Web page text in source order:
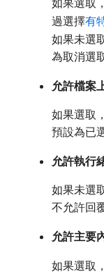
如果選取
過選擇有
如果未選
為取消選
允許檔案
如果選取
預設為已
允許執行
如果未選
不允許回
允許主要
如果選取